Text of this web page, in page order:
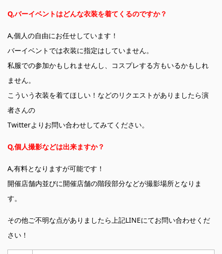
Q,バーイベントはどんな衣装を着てくるのですか？
A,個人の自由にお任せしています！
バーイベントでは衣装に指定はしていません。
私服での参加かもしれませんし、コスプレする方もいるかもしれ
ません。
こういう衣装を着てほしい！などのリクエストがありましたら演
者さんの
Twitterよりお問い合わせしてみてください。
Q,個人撮影などは出来ますか？
A,有料となりますが可能です！
開催店舗内並びに開催店舗の階段部分などが撮影場所となりま
す。
その他ご不明な点がありましたら上記LINEにてお問い合わせくだ
さい！